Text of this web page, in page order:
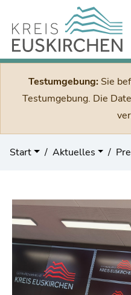
Testumgebung: Sie
Testumgebung. Die
Start Aktuelles